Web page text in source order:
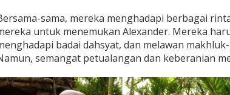
sama, mereka menghadapi berbagai
untuk menemukan Alexander. Mereka
badai dahsyat, dan melawan
semangat petualangan dan keberanian